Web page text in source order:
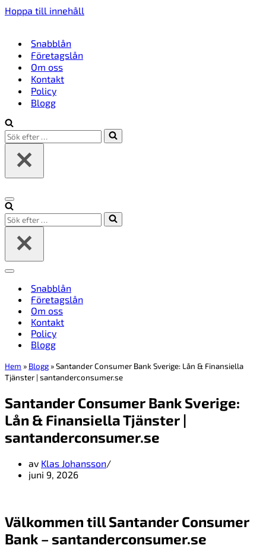
Hoppa till innehåll
Snabblån
Företagslån
Om oss
Kontakt
Policy
Blogg
Sök
efter
Navigeringsmeny
Sök
efter
Navigeringsmeny
Snabblån
Företagslån
Om oss
Kontakt
Policy
Blogg
Hem » Blogg »Santander Consumer Bank Sverige: Lån & Finansiella
Tjänster | santanderconsumer.se
Santander Consumer Bank Sverige:
Lån & Finansiella Tjänster |
santanderconsumer.se
av Klas Johansson
juni 9, 2026
Välkommen till Santander Consumer
Bank – santanderconsumer.se